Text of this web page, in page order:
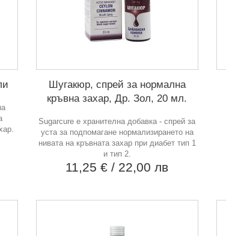
Шугакюр, спрей за нормална
кръвна захар, Др. Зол, 20 мл.
Sugarcure e хранителна добавка - спрей за
уста за подпомагане нормализирането на
нивата на кръвната захар при диабет тип 1
и тип 2.
11,25 €/ 22,00 лв